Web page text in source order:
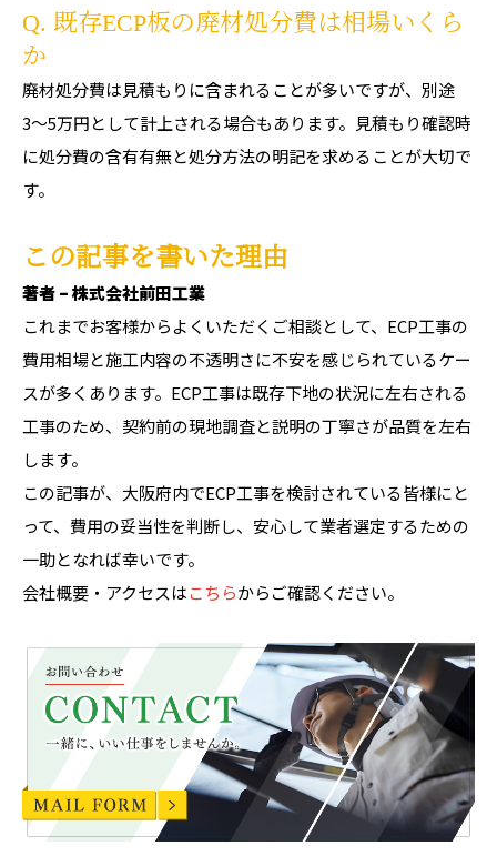
Q. 既存ECP板の廃材処分費は相場いくら
か
廃材処分費は見積もりに含まれることが多いですが、別途
3〜5万円として計上される場合もあります。見積もり確認時
に処分費の含有有無と処分方法の明記を求めることが大切で
す。
この記事を書いた理由
著者 – 株式会社前田工業
これまでお客様からよくいただくご相談として、ECP工事の
費用相場と施工内容の不透明さに不安を感じられているケー
スが多くあります。ECP工事は既存下地の状況に左右される
工事のため、契約前の現地調査と説明の丁寧さが品質を左右
します。
この記事が、大阪府内でECP工事を検討されている皆様にと
って、費用の妥当性を判断し、安心して業者選定するための
一助となれば幸いです。
会社概要・アクセスはこちらからご確認ください。